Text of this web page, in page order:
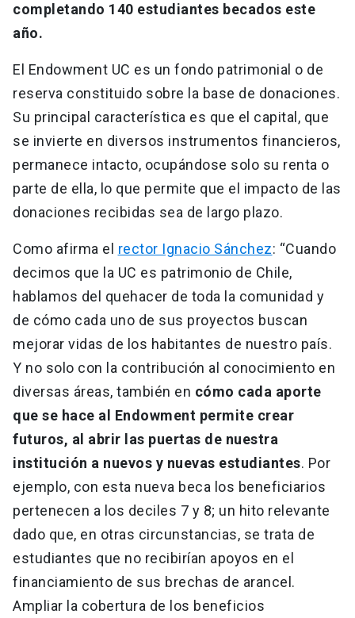
completando 140 estudiantes becados este
año.
El Endowment UC es un fondo patrimonial o de
reserva constituido sobre la base de donaciones.
Su principal característica es que el capital, que
se invierte en diversos instrumentos financieros,
permanece intacto, ocupándose solo su renta o
parte de ella, lo que permite que el impacto de las
donaciones recibidas sea de largo plazo.
Como afirma el rector Ignacio Sánchez: “Cuando
decimos que la UC es patrimonio de Chile,
hablamos del quehacer de toda la comunidad y
de cómo cada uno de sus proyectos buscan
mejorar vidas de los habitantes de nuestro país.
Y no solo con la contribución al conocimiento en
diversas áreas, también en cómo cada aporte
que se hace al Endowment permite crear
futuros, al abrir las puertas de nuestra
institución a nuevos y nuevas estudiantes. Por
ejemplo, con esta nueva beca los beneficiarios
pertenecen a los deciles 7 y 8; un hito relevante
dado que, en otras circunstancias, se trata de
estudiantes que no recibirían apoyos en el
financiamiento de sus brechas de arancel.
Ampliar la cobertura de los beneficios